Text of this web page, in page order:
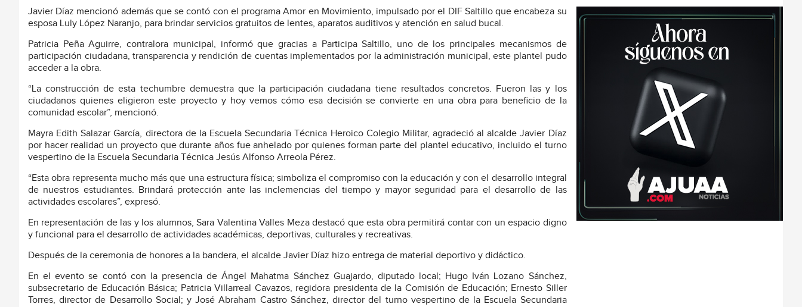
Javier Díaz mencionó además que se contó con el programa Amor en Movimiento, impulsado por el DIF Saltillo que encabeza su
esposa Luly López Naranjo, para brindar servicios gratuitos de lentes, aparatos auditivos y atención en salud bucal.
Patricia Peña Aguirre, contralora municipal, informó que gracias a Participa Saltillo, uno de los principales mecanismos de
participación ciudadana, transparencia y rendición de cuentas implementados por la administración municipal, este plantel pudo
acceder a la obra.
“La construcción de esta techumbre demuestra que la participación ciudadana tiene resultados concretos. Fueron las y los
ciudadanos quienes eligieron este proyecto y hoy vemos cómo esa decisión se convierte en una obra para beneficio de la
comunidad escolar”, mencionó.
Mayra Edith Salazar García, directora de la Escuela Secundaria Técnica Heroico Colegio Militar, agradeció al alcalde Javier Díaz
por hacer realidad un proyecto que durante años fue anhelado por quienes forman parte del plantel educativo, incluido el turno
vespertino de la Escuela Secundaria Técnica Jesús Alfonso Arreola Pérez.
“Esta obra representa mucho más que una estructura física; simboliza el compromiso con la educación y con el desarrollo integral
de nuestros estudiantes. Brindará protección ante las inclemencias del tiempo y mayor seguridad para el desarrollo de las
actividades escolares”, expresó.
En representación de las y los alumnos, Sara Valentina Valles Meza destacó que esta obra permitirá contar con un espacio digno
y funcional para el desarrollo de actividades académicas, deportivas, culturales y recreativas.
Después de la ceremonia de honores a la bandera, el alcalde Javier Díaz hizo entrega de material deportivo y didáctico.
En el evento se contó con la presencia de Ángel Mahatma Sánchez Guajardo, diputado local; Hugo Iván Lozano Sánchez,
subsecretario de Educación Básica; Patricia Villarreal Cavazos, regidora presidenta de la Comisión de Educación; Ernesto Siller
Torres, director de Desarrollo Social; y José Abraham Castro Sánchez, director del turno vespertino de la Escuela Secundaria